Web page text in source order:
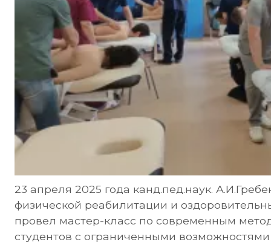
23 апреля 2025 года канд.пед.наук.
физической реабилитации и
провел мастер-класс по современным
студентов с ограниченными